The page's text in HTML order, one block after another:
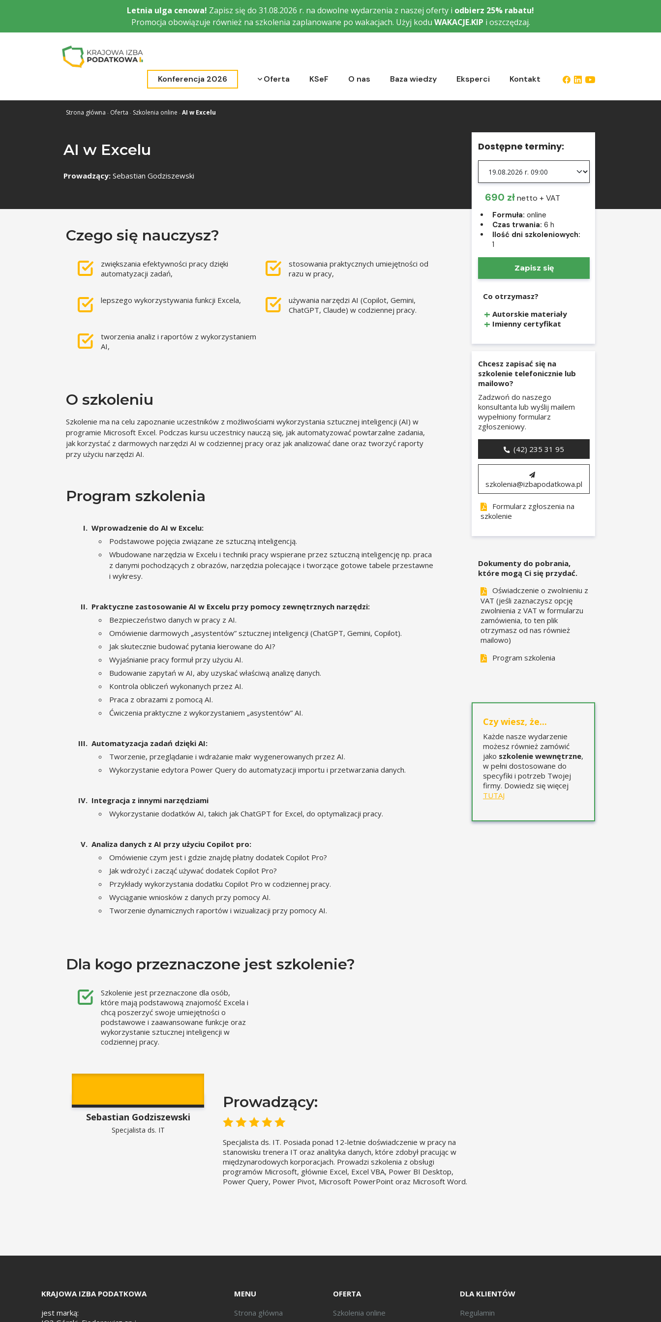
Letnia ulga cenowa! Zapisz się do 31.08.2026 r. na dowolne wydarzenia z naszej oferty i odbierz 25% rabatu!
Promocja obowiązuje również na szkolenia zaplanowane po wakacjach. Użyj kodu WAKACJE.KIP i oszczędzaj.
Konferencja 2026 Oferta KSeF O nas Baza wiedzy Eksperci Kontakt
Strona główna Oferta Szkolenia online AI w Excelu
AI w Excelu
Prowadzący: Sebastian Godziszewski
Dostępne terminy:
690 złnetto + VAT
Formuła: online
Czas trwania: 6 h
Ilość dni szkoleniowych:
1
Zapisz się
Co otrzymasz?
Autorskie materiały
Imienny certyfikat
Chcesz zapisać się na
szkolenie telefonicznie lub
mailowo?
Zadzwoń do naszego
konsultanta lub wyślij mailem
wypełniony formularz
zgłoszeniowy.
(42) 235 31 95
szkolenia@izbapodatkowa.pl
Formularz zgłoszenia na
szkolenie
Dokumenty do pobrania,
które mogą Ci się przydać.
Oświadczenie o zwolnieniu z
VAT (jeśli zaznaczysz opcję
zwolnienia z VAT w formularzu
zamówienia, to ten plik
otrzymasz od nas również
mailowo)
Program szkolenia
Czy wiesz, że...
Każde nasze wydarzenie
możesz również zamówić
jako szkolenie wewnętrzne,
w pełni dostosowane do
specyfiki i potrzeb Twojej
firmy. Dowiedz się więcej
TUTAJ
Czego się nauczysz?
zwiększania efektywności pracy dzięki
automatyzacji zadań,
lepszego wykorzystywania funkcji Excela,
tworzenia analiz i raportów z wykorzystaniem
AI,
stosowania praktycznych umiejętności od
razu w pracy,
używania narzędzi AI (Copilot, Gemini,
ChatGPT, Claude) w codziennej pracy.
O szkoleniu
Szkolenie ma na celu zapoznanie uczestników z możliwościami wykorzystania sztucznej inteligencji (AI) w
programie Microsoft Excel. Podczas kursu uczestnicy nauczą się, jak automatyzować powtarzalne zadania,
jak korzystać z darmowych narzędzi AI w codziennej pracy oraz jak analizować dane oraz tworzyć raporty
przy użyciu narzędzi AI.
Program szkolenia
Wprowadzenie do AI w Excelu:
Podstawowe pojęcia związane ze sztuczną inteligencją.
Wbudowane narzędzia w Excelu i techniki pracy wspierane przez sztuczną inteligencję np. praca
z danymi pochodzących z obrazów, narzędzia polecające i tworzące gotowe tabele przestawne
i wykresy.
Praktyczne zastosowanie AI w Excelu przy pomocy zewnętrznych narzędzi:
Bezpieczeństwo danych w pracy z AI.
Omówienie darmowych „asystentów” sztucznej inteligencji (ChatGPT, Gemini, Copilot).
Jak skutecznie budować pytania kierowane do AI?
Wyjaśnianie pracy formuł przy użyciu AI.
Budowanie zapytań w AI, aby uzyskać właściwą analizę danych.
Kontrola obliczeń wykonanych przez AI.
Praca z obrazami z pomocą AI.
Ćwiczenia praktyczne z wykorzystaniem „asystentów” AI.
Automatyzacja zadań dzięki AI:
Tworzenie, przeglądanie i wdrażanie makr wygenerowanych przez AI.
Wykorzystanie edytora Power Query do automatyzacji importu i przetwarzania danych.
Integracja z innymi narzędziami
Wykorzystanie dodatków AI, takich jak ChatGPT for Excel, do optymalizacji pracy.
Analiza danych z AI przy użyciu Copilot pro:
Omówienie czym jest i gdzie znajdę płatny dodatek Copilot Pro?
Jak wdrożyć i zacząć używać dodatek Copilot Pro?
Przykłady wykorzystania dodatku Copilot Pro w codziennej pracy.
Wyciąganie wniosków z danych przy pomocy AI.
Tworzenie dynamicznych raportów i wizualizacji przy pomocy AI.
Dla kogo przeznaczone jest szkolenie?
Szkolenie jest przeznaczone dla osób,
które mają podstawową znajomość Excela i
chcą poszerzyć swoje umiejętności o
podstawowe i zaawansowane funkcje oraz
wykorzystanie sztucznej inteligencji w
codziennej pracy.
Sebastian Godziszewski
Specjalista ds. IT
Prowadzący:
Specjalista ds. IT. Posiada ponad 12-letnie doświadczenie w pracy na
stanowisku trenera IT oraz analityka danych, które zdobył pracując w
międzynarodowych korporacjach. Prowadzi szkolenia z obsługi
programów Microsoft, głównie Excel, Excel VBA, Power BI Desktop,
Power Query, Power Pivot, Microsoft PowerPoint oraz Microsoft Word.
KRAJOWA IZBA PODATKOWA
jest marką:
MENU
Strona główna
OFERTA
Szkolenia online
DLA KLIENTÓW
Regulamin